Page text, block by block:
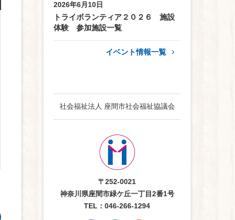
2026年6月10日
トライボランティア２０２６ 施設
体験 参加施設一覧
イベント情報一覧
社会福祉法人 座間市社会福祉協議会
〒252-0021
神奈川県座間市緑ケ丘一丁目2番1号
TEL：046-266-1294